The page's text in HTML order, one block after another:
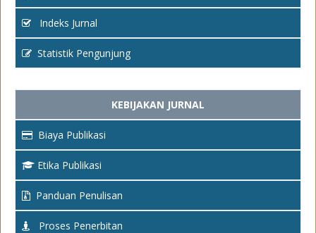
Indeks Jurnal
Statistik Pengunjung
KEBIJAKAN JURNAL
Biaya Publikasi
Etika Publikasi
Panduan Penulisan
Proses Penerbitan